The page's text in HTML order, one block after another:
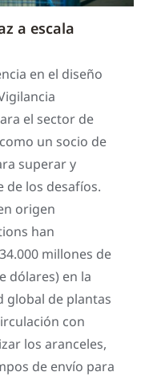
a escala
en el diseño
el sector de
un socio de
superar y
de los desafíos.
origen
han
millones de
dólares) en la
global de plantas
con
los aranceles,
de envío para